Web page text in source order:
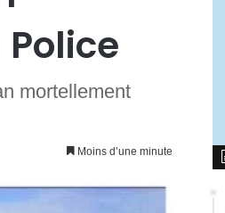
mortellement
Moins d’une minute